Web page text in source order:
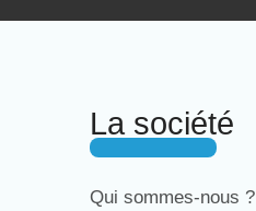
La société
Qui sommes-nous ?